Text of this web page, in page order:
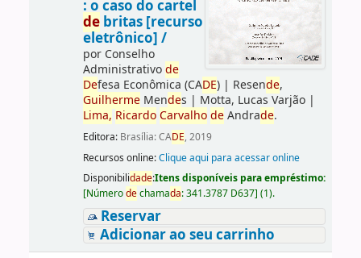
: o caso do cartel
debritas [recurso
eletrônico] /
por Conselho
Administrativode
Defesa Econômica (CADE)| Resende,
GuilhermeMendes | Motta, Lucas Varjão|
Lima, Ricardo Carvalho deAndrade.
Editora: Brasília: CADE, 2019
Recursos online:Clique aqui para acessar online
Disponibilidade:Itens disponíveis para empréstimo:
[Númerodechamada:341.3787 D637] (1).
Reservar
Adicionar ao seu carrinho